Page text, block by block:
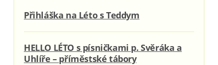
Přihláška na Léto s Teddym
HELLO LÉTO s písničkami p. Svěráka a
Uhlíře – příměstské tábory